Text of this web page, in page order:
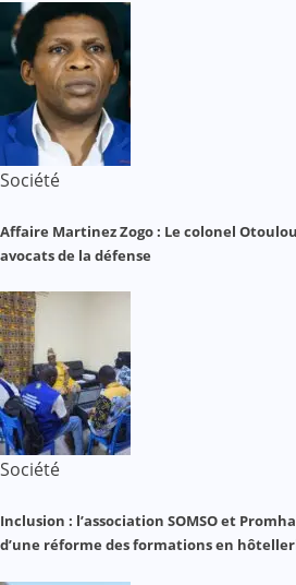
Société
Affaire Martinez Zogo : Le colonel
avocats de la défense
Société
Inclusion : l’association SOMSO et
d’une réforme des formations en